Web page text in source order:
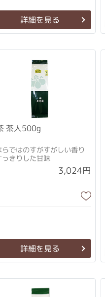
詳細を見る
茶人500g
らではのすがすがしい香り
っきりした甘味
3,024円
詳細を見る